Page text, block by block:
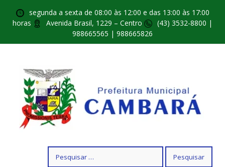
segunda a sexta de 08:00 às 12:00 e das 13:00 às 17:00
horas
Avenida Brasil, 1229 – Centro
(43) 3532-8800 |
988665565 | 988665826
por: